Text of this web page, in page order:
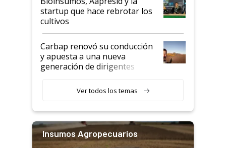
startup que hace rebrotar los
cultivos
Carbap renovó su conducción
y apuesta a una nueva
generación de dirigentes
Ver todos los temas
Insumos Agropecuarios